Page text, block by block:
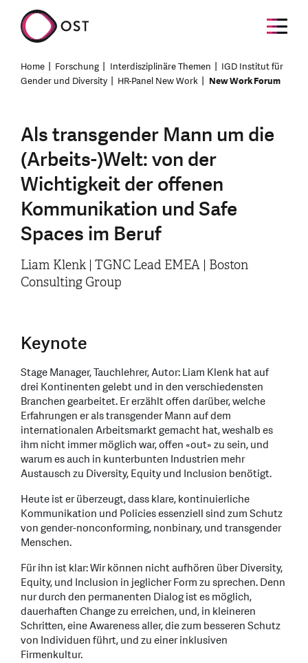
Home Forschung Interdisziplinäre Themen
IGD Institut für
Gender und Diversity
HR-Panel New Work New Work Forum
Als transgender Mann um die
(Arbeits-)Welt: von der
Wichtigkeit der offenen
Kommunikation und Safe
Spaces im Beruf
Liam Klenk | TGNC Lead EMEA | Boston
Consulting Group
Keynote
Stage Manager, Tauchlehrer, Autor: Liam Klenk hat auf
drei Kontinenten gelebt und in den verschiedensten
Branchen gearbeitet. Er erzählt offen darüber, welche
Erfahrungen er als transgender Mann auf dem
internationalen Arbeitsmarkt gemacht hat, weshalb es
ihm nicht immer möglich war, offen «out» zu sein, und
warum es auch in kunterbunten Industrien mehr
Austausch zu Diversity, Equity und Inclusion benötigt.
Heute ist er überzeugt, dass klare, kontinuierliche
Kommunikation und Policies essenziell sind zum Schutz
von gender-nonconforming, nonbinary, und transgender
Menschen.
Für ihn ist klar: Wir können nicht aufhören über Diversity,
Equity, und Inclusion in jeglicher Form zu sprechen. Denn
nur durch den permanenten Dialog ist es möglich,
dauerhaften Change zu erreichen, und, in kleineren
Schritten, eine Awareness aller, die zum besseren Schutz
von Individuen führt, und zu einer inklusiven
Firmenkultur.